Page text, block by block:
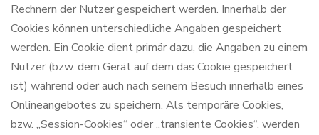
Rechnern der Nutzer gespeichert werden. Innerhalb der
Cookies können unterschiedliche Angaben gespeichert
werden. Ein Cookie dient primär dazu, die Angaben zu einem
Nutzer (bzw. dem Gerät auf dem das Cookie gespeichert
ist) während oder auch nach seinem Besuch innerhalb eines
Onlineangebotes zu speichern. Als temporäre Cookies,
bzw. „Session-Cookies“ oder „transiente Cookies“, werden